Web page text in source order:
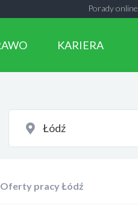
Porady online
KARIERA
Oferty pracy Łódź